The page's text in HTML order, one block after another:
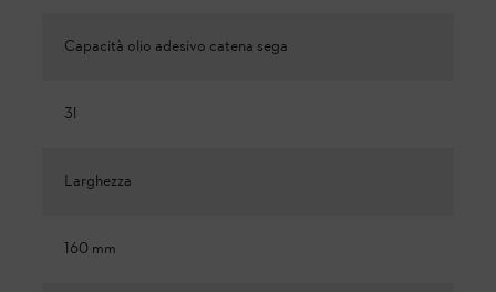
Capacità olio adesivo catena sega
3l
Larghezza
160 mm